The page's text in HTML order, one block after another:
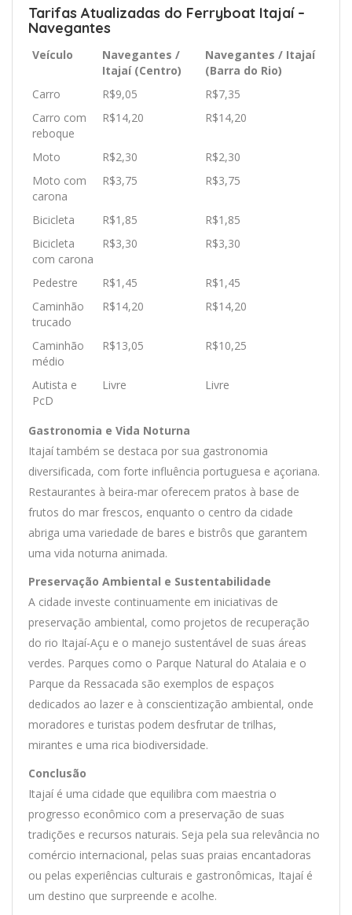
Tarifas Atualizadas do Ferryboat Itajaí –
Navegantes
Veículo
Navegantes /
Itajaí (Centro)
Navegantes / Itajaí
(Barra do Rio)
Carro
R$9,05
R$7,35
Carro com
reboque
R$14,20 R$14,20
Moto R$2,30
R$2,30
Moto com
carona
R$3,75 R$3,75
Bicicleta R$1,85
R$1,85
Bicicleta
com carona
R$3,30 R$3,30
Pedestre R$1,45
R$1,45
Caminhão
trucado
R$14,20 R$14,20
Caminhão
médio
R$13,05 R$10,25
Autista e
PcD
Livre Livre
Gastronomia e Vida Noturna
Itajaí também se destaca por sua gastronomia
diversificada, com forte influência portuguesa e açoriana.
Restaurantes à beira-mar oferecem pratos à base de
frutos do mar frescos, enquanto o centro da cidade
abriga uma variedade de bares e bistrôs que garantem
uma vida noturna animada.
Preservação Ambiental e Sustentabilidade
A cidade investe continuamente em iniciativas de
preservação ambiental, como projetos de recuperação
do rio Itajaí-Açu e o manejo sustentável de suas áreas
verdes. Parques como o Parque Natural do Atalaia e o
Parque da Ressacada são exemplos de espaços
dedicados ao lazer e à conscientização ambiental, onde
moradores e turistas podem desfrutar de trilhas,
mirantes e uma rica biodiversidade.
Conclusão
Itajaí é uma cidade que equilibra com maestria o
progresso econômico com a preservação de suas
tradições e recursos naturais. Seja pela sua relevância no
comércio internacional, pelas suas praias encantadoras
ou pelas experiências culturais e gastronômicas, Itajaí é
um destino que surpreende e acolhe.